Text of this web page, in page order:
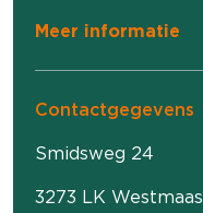
Meer informatie
Contactgegevens
Smidsweg 24
3273 LK Westmaas